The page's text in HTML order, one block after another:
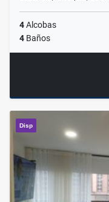
4Alcobas
4 Baños
Disp